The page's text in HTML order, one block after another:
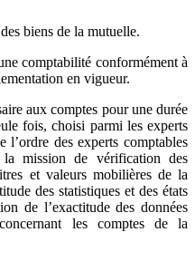
biens de la mutuelle.
comptabilité conformément à
en vigueur.
aux comptes pour une durée
fois, choisi parmi les experts
l’ordre des experts comptables
mission de vérification des
et valeurs mobilières de la
des statistiques et des états
de l’exactitude des données
les comptes de la